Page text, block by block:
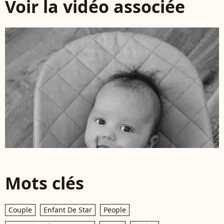
Voir la vidéo associée
Mots clés
Couple Enfant De Star
People